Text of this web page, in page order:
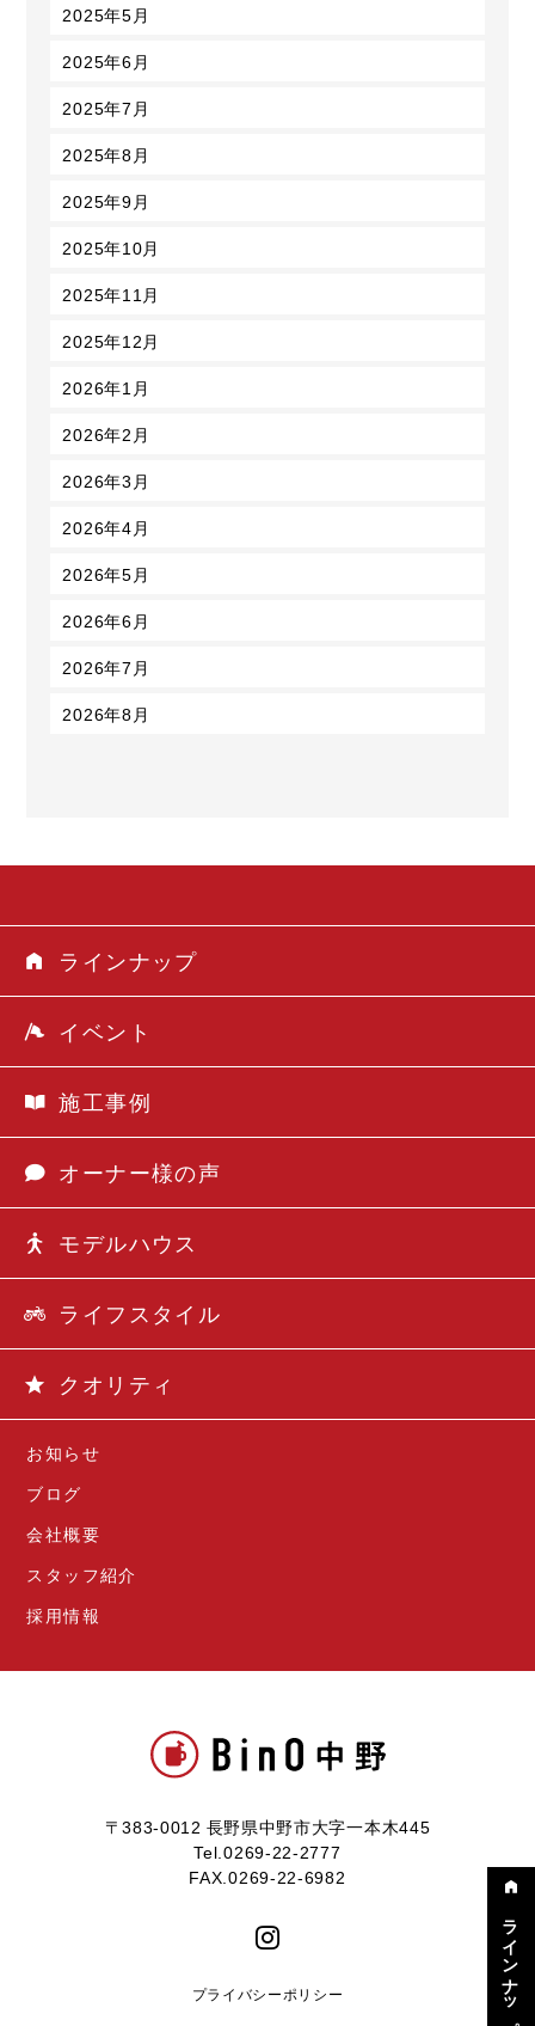
2025年5月
2025年6月
2025年7月
2025年8月
2025年9月
2025年10月
2025年11月
2025年12月
2026年1月
2026年2月
2026年3月
2026年4月
2026年5月
2026年6月
2026年7月
2026年8月
〒383-0012 長野県中野市大字一本木445
Tel.0269-22-2777
FAX.0269-22-6982
お知らせ
ブログ
会社概要
スタッフ紹介
採用情報
ラインナップ
イベント
施工事例
オーナー様の声
モデルハウス
ライフスタイル
クオリティ
プライバシーポリシー
ラインナップ